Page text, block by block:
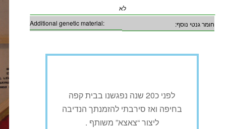
לא
Additional genetic material:
חומר גנטי נוסף:
לפני כ20 שנה נפגשנו בבית קפה
בחיפה ואז סירבתי להזמנתך הנדיבה
ליצור “צאצא” משותף .